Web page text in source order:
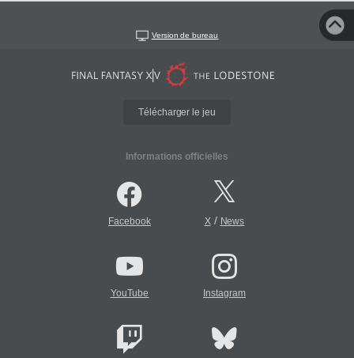
Version de bureau
Télécharger le jeu
Informations officielles
Facebook X/ News
YouTube Instagram